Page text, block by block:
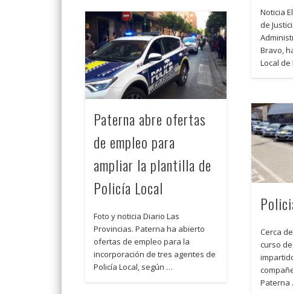
Noticia
de
Bravo,
Local
Paterna abre ofertas
de empleo para
ampliar la plantilla de
Policía Local
Foto y noticia Diario Las
Provincias. Paterna ha abierto
ofertas de empleo para la
incorporación de tres agentes de
Policía Local, según …
Cerca
curso
Paterna